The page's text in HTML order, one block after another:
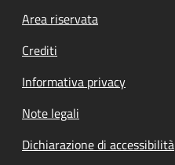
Footer menu
Area riservata
Crediti
Informativa privacy
Note legali
Dichiarazione di accessibilità